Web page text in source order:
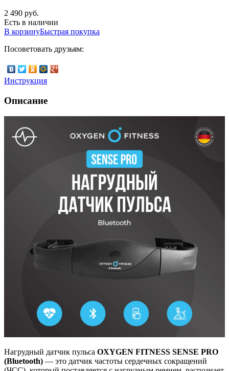
2 490 руб.
Есть в наличии
В корзинуБыстрая покупка
Посоветовать друзьям:
Инструкция
Описание
Нагрудный датчик пульса OXYGEN FITNESS SENSE PRO
(Bluetooth) — это датчик частоты сердечных сокращений